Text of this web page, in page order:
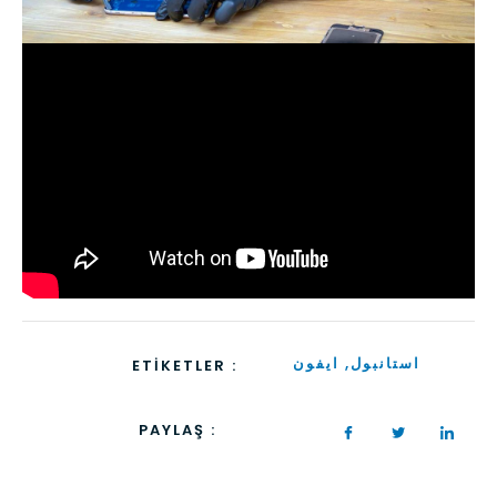
ETIKETLER : استانبول, ایفون
PAYLAŞ :